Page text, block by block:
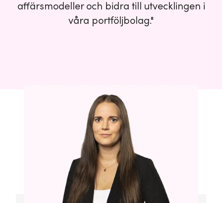
affärsmodeller och bidra till utvecklingen i
våra portföljbolag."